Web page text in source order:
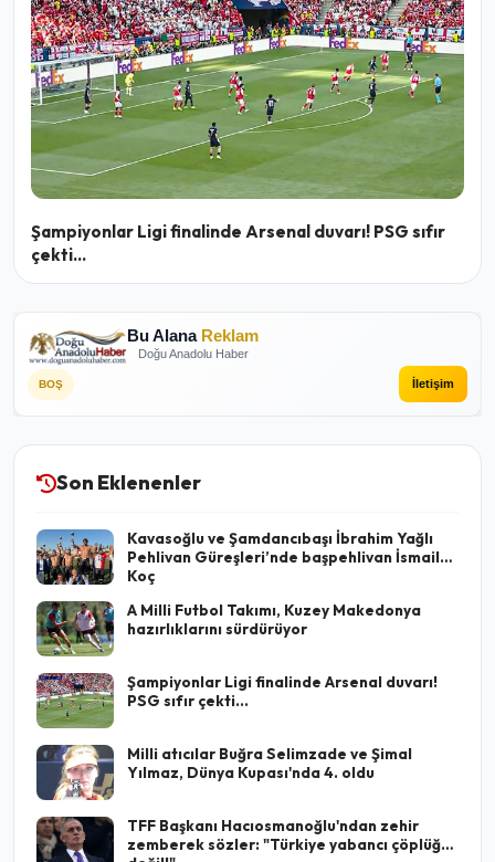
Şampiyonlar Ligi finalinde Arsenal duvarı! PSG sıfır
çekti...
Bu Alana Reklam
Doğu Anadolu Haber
BOŞ İletişim
Son Eklenenler
Kavasoğlu ve Şamdancıbaşı İbrahim Yağlı
Pehlivan Güreşleri’nde başpehlivan İsmail
Koç
A Milli Futbol Takımı, Kuzey Makedonya
hazırlıklarını sürdürüyor
Şampiyonlar Ligi finalinde Arsenal duvarı!
PSG sıfır çekti...
Milli atıcılar Buğra Selimzade ve Şimal
Yılmaz, Dünya Kupası'nda 4. oldu
TFF Başkanı Hacıosmanoğlu'ndan zehir
zemberek sözler: "Türkiye yabancı çöplüğü